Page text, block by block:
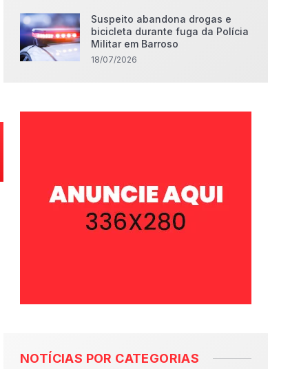
Suspeito abandona drogas e
bicicleta durante fuga da Polícia
Militar em Barroso
18/07/2026
NOTÍCIAS POR CATEGORIAS